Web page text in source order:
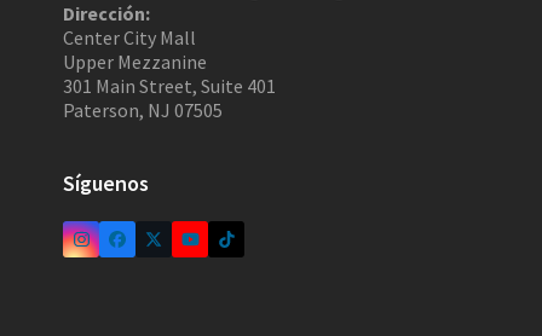
Dirección:
Center City Mall
Upper Mezzanine
301 Main Street, Suite 401
Paterson, NJ 07505
Síguenos